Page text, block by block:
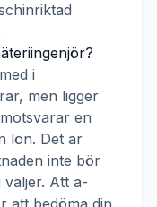
?
i
men ligger
en
lön. Det är
inte bör
Att a-
att bedöma din